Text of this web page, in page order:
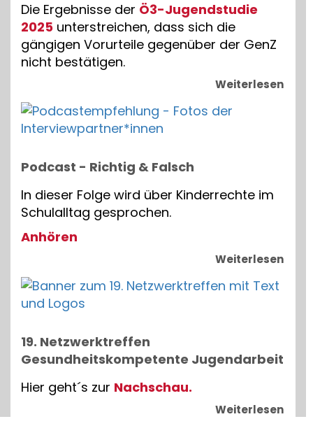
Die Ergebnisse der Ö3-Jugendstudie
2025 unterstreichen, dass sich die
gängigen Vorurteile gegenüber der GenZ
nicht bestätigen.
Weiterlesen
Podcast - Richtig & Falsch
In dieser Folge wird über Kinderrechte im
Schulalltag gesprochen.
Anhören
Weiterlesen
19. Netzwerktreffen
Gesundheitskompetente Jugendarbeit
Hier geht´s zur Nachschau.
Weiterlesen